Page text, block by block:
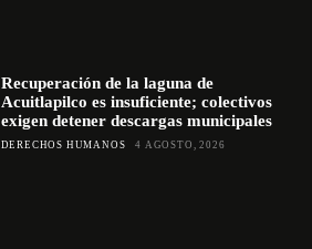
Recuperación de la laguna de
Acuitlapilco es insuficiente; colectivos
exigen detener descargas municipales
DERECHOS HUMANOS 4 AGOSTO, 2026